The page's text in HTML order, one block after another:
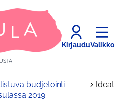
KirjauduValikko
budjetointi
2019
Ideat